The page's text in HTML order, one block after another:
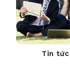
Tin tức